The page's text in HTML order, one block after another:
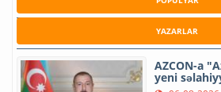
YAZARLAR
AZCON-a
yeni